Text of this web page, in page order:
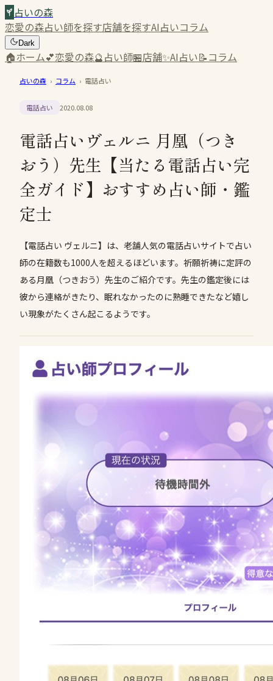
占いの森
恋愛の森占い師を探す店舗を探すAI占いコラム
Dark
🏠ホーム💕恋愛の森🔮占い師🏪店舗✨AI占い📝コラム
占いの森 › コラム › 電話占い
電話占い 2020.08.08
電話占いヴェルニ 月凰（つき
おう）先生【当たる電話占い完
全ガイド】おすすめ占い師・鑑
定士
【電話占い ヴェルニ】は、老舗人気の電話占いサイトで占い
師の在籍数も1000人を超えるほどいます。祈願祈祷に定評の
ある月凰（つきおう）先生のご紹介です。先生の鑑定後には
彼から連絡がきたり、眠れなかったのに熟睡できたなど嬉し
い現象がたくさん起こるようです。